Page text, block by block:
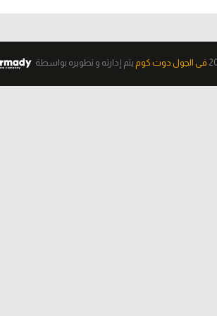
فى الجول دوت كوم يتم إدارته و تطويره بواسطة